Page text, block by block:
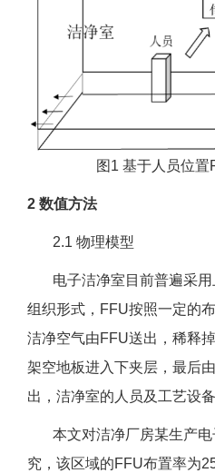
图1 基于人员位置
2 数值方法
2.1 物理模型
电子洁净室目前普遍采用
组织形式，FFU按照一定的
洁净空气由FFU送出，稀释
架空地板进入下夹层，最后
出，洁净室的人员及工艺设
本文对洁净厂房某生产电
究，该区域的FFU布置率为